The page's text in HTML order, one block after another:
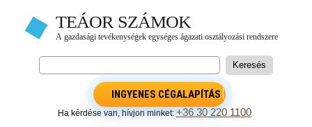
INGYENES CÉGALAPÍTÁS
Ha kérdése van, hívjon minket:+36 30 220 1100